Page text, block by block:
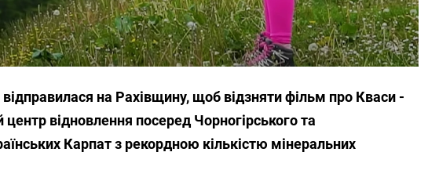
на Рахівщину, щоб відзняти фільм про Кваси -
відновлення посеред Чорногірського та
Карпат з рекордною кількістю мінеральних